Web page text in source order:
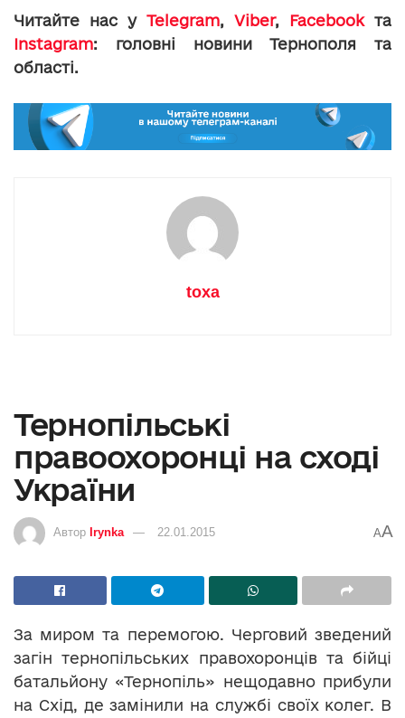
Читайте нас у Telegram, Viber, Facebookта
Instagram: головні новини Тернополя та
області.
toxa
Тернопільські
правоохоронці на сході
України
Автор Irynka 22.01.2015 AA
За миром та перемогою. Черговий зведений
загін тернопільських правохоронців та бійці
батальйону «Тернопіль» нещодавно прибули
на Схід, де замінили на службі своїх колег. В